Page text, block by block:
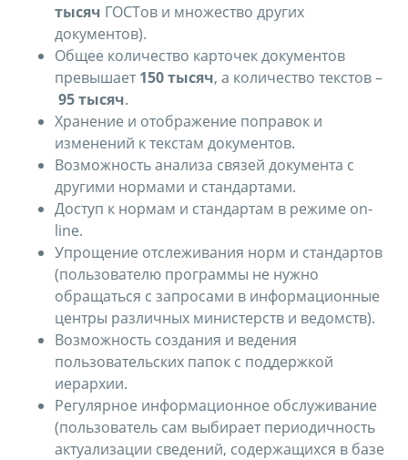
тысяч ГОСТов и множество других
документов).
Общее количество карточек документов
превышает150 тысяч, а количество текстов –
95 тысяч.
Хранение и отображение поправок и
изменений к текстам документов.
Возможность анализа связей документа с
другими нормами и стандартами.
Доступ к нормам и стандартам в режиме on-
line.
Упрощение отслеживания норм и стандартов
(пользователю программы не нужно
обращаться с запросами в информационные
центры различных министерств и ведомств).
Возможность создания и ведения
пользовательских папок с поддержкой
иерархии.
Регулярное информационное обслуживание
(пользователь сам выбирает периодичность
актуализации сведений, содержащихся в базе